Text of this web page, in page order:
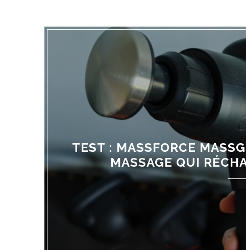
TEST : MASSFORCE
MASSAGE QUI